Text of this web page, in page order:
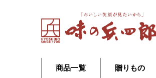
商品一覧 贈りもの